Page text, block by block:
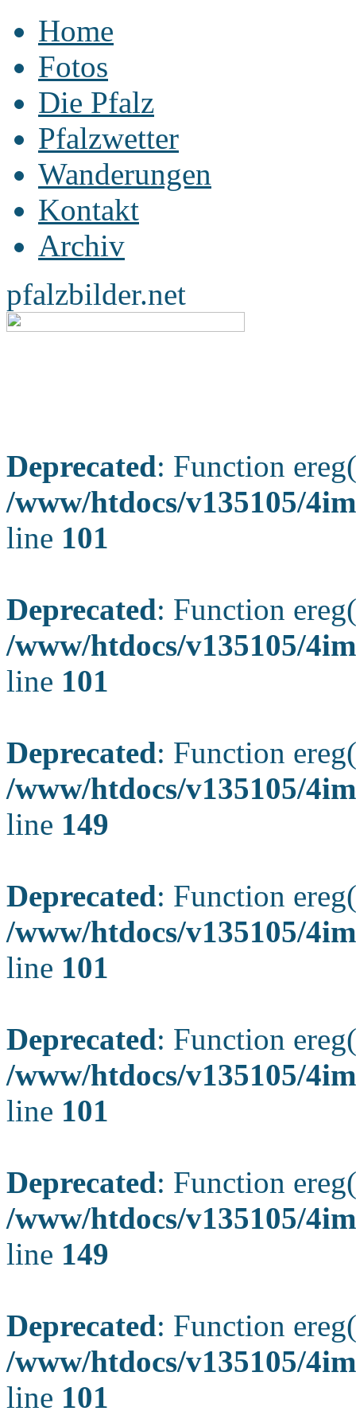
Home
Fotos
Die Pfalz
Pfalzwetter
Wanderungen
Kontakt
Archiv
pfalzbilder.net
Deprecated: Function
/www/htdocs/v135105/
line 101
Deprecated: Function
/www/htdocs/v135105/
line 101
Deprecated: Function
/www/htdocs/v135105/
line 149
Deprecated: Function
/www/htdocs/v135105/
line 101
Deprecated: Function
/www/htdocs/v135105/
line 101
Deprecated: Function
/www/htdocs/v135105/
line 149
Deprecated: Function
/www/htdocs/v135105/
line 101